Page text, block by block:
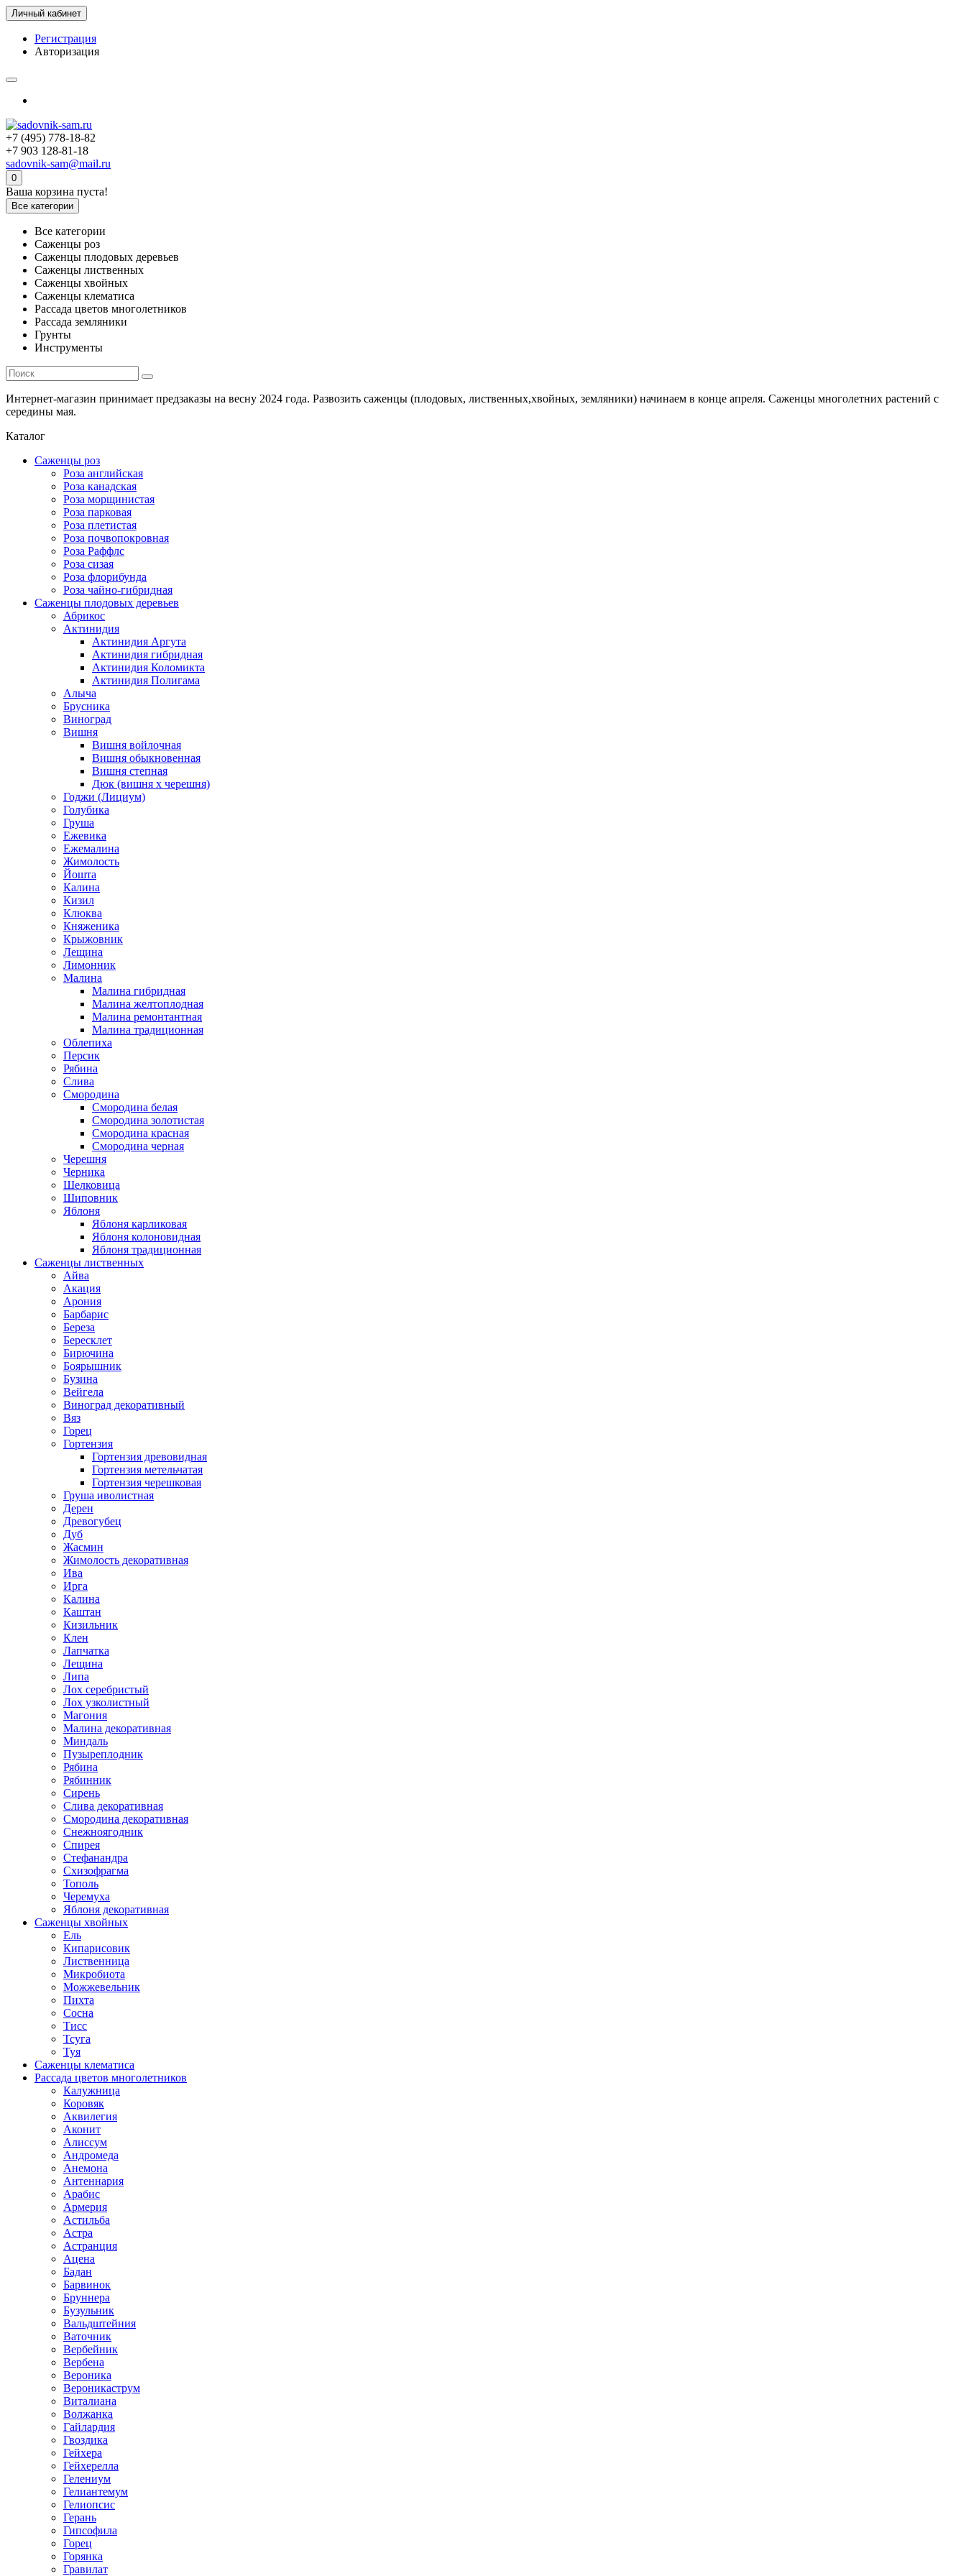
Личный кабинет
Регистрация
Авторизация
+7 (495) 778-18-82
+7 903 128-81-18
sadovnik-sam@mail.ru
0
Ваша корзина пуста!
Все категории
Все категории
Саженцы роз
Саженцы плодовых деревьев
Саженцы лиственных
Саженцы хвойных
Саженцы клематиса
Рассада цветов многолетников
Рассада земляники
Грунты
Инструменты
Интернет-магазин принимает предзаказы на весну 2024 года. Развозить саженцы (плодовых, лиственных,хвойных, земляники) начинаем в конце апреля. Саженцы многолетних растений с
середины мая.
Каталог
Саженцы роз
Роза английская
Роза канадская
Роза морщинистая
Роза парковая
Роза плетистая
Роза почвопокровная
Роза Раффлс
Роза сизая
Роза флорибунда
Роза чайно-гибридная
Саженцы плодовых деревьев
Абрикос
Актинидия
Актинидия Аргута
Актинидия гибридная
Актинидия Коломикта
Актинидия Полигама
Алыча
Брусника
Виноград
Вишня
Вишня войлочная
Вишня обыкновенная
Вишня степная
Дюк (вишня х черешня)
Годжи (Лициум)
Голубика
Груша
Ежевика
Ежемалина
Жимолость
Йошта
Калина
Кизил
Клюква
Княженика
Крыжовник
Лещина
Лимонник
Малина
Малина гибридная
Малина желтоплодная
Малина ремонтантная
Малина традиционная
Облепиха
Персик
Рябина
Слива
Смородина
Смородина белая
Смородина золотистая
Смородина красная
Смородина черная
Черешня
Черника
Шелковица
Шиповник
Яблоня
Яблоня карликовая
Яблоня колоновидная
Яблоня традиционная
Саженцы лиственных
Айва
Акация
Арония
Барбарис
Береза
Бересклет
Бирючина
Боярышник
Бузина
Вейгела
Виноград декоративный
Вяз
Горец
Гортензия
Гортензия древовидная
Гортензия метельчатая
Гортензия черешковая
Груша иволистная
Дерен
Древогубец
Дуб
Жасмин
Жимолость декоративная
Ива
Ирга
Калина
Каштан
Кизильник
Клен
Лапчатка
Лещина
Липа
Лох серебристый
Лох узколистный
Магония
Малина декоративная
Миндаль
Пузыреплодник
Рябина
Рябинник
Сирень
Слива декоративная
Смородина декоративная
Снежноягодник
Спирея
Стефанандра
Схизофрагма
Тополь
Черемуха
Яблоня декоративная
Саженцы хвойных
Ель
Кипарисовик
Лиственница
Микробиота
Можжевельник
Пихта
Сосна
Тисс
Тсуга
Туя
Саженцы клематиса
Рассада цветов многолетников
Калужница
Коровяк
Аквилегия
Аконит
Алиссум
Андромеда
Анемона
Антеннария
Арабис
Армерия
Астильба
Астра
Астранция
Ацена
Бадан
Барвинок
Бруннера
Бузульник
Вальдштейния
Ваточник
Вербейник
Вербена
Вероника
Вероникаструм
Виталиана
Волжанка
Гайлардия
Гвоздика
Гейхера
Гейхерелла
Гелениум
Гелиантемум
Гелиопсис
Герань
Гипсофила
Горец
Горянка
Гравилат